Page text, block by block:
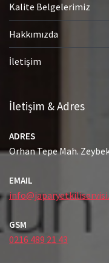
Kalite Belgelerimiz
Hakkımızda
İletişim
İletişim & Adres
ADRES
Orhan Tepe Mah.
EMAIL
GSM
0216 489 21 43